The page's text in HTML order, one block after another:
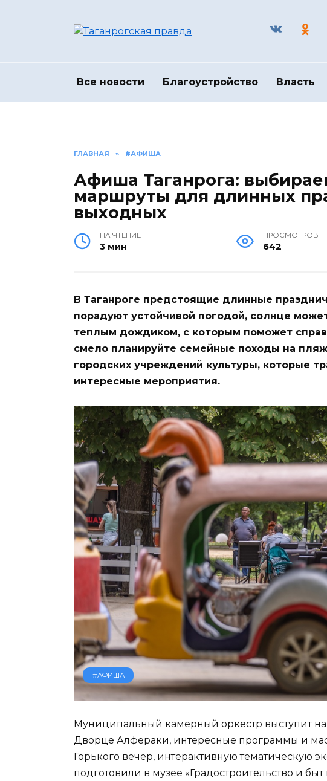
Все новости Благоустройство Власть
ГЛАВНАЯ » #АФИША
Афиша Таганрога:
маршруты для длинных
выходных
НА ЧТЕНИЕ
3 мин
ПРОСМОТРОВ
642
В Таганроге предстоящие длинные
порадуют устойчивой погодой, солнце
теплым дождиком, с которым поможет
смело планируйте семейные походы на
городских учреждений культуры, которые
интересные мероприятия.
#АФИША
Муниципальный камерный оркестр выступит
Дворце Алфераки, интересные программы и
Горького вечер, интерактивную тематическую
подготовили в музее «Градостроительство и быт